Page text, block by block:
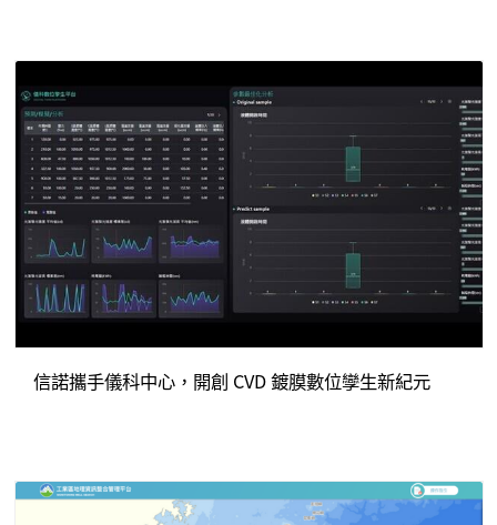
信諾攜手儀科中心，開創 CVD 鍍膜數位孿生新紀元